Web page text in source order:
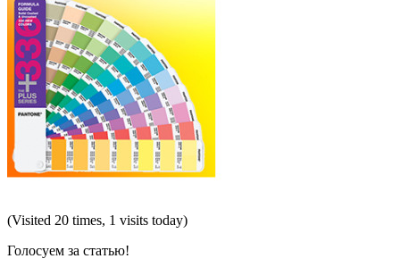
(Visited 20 times, 1 visits today)
Голосуем за статью!